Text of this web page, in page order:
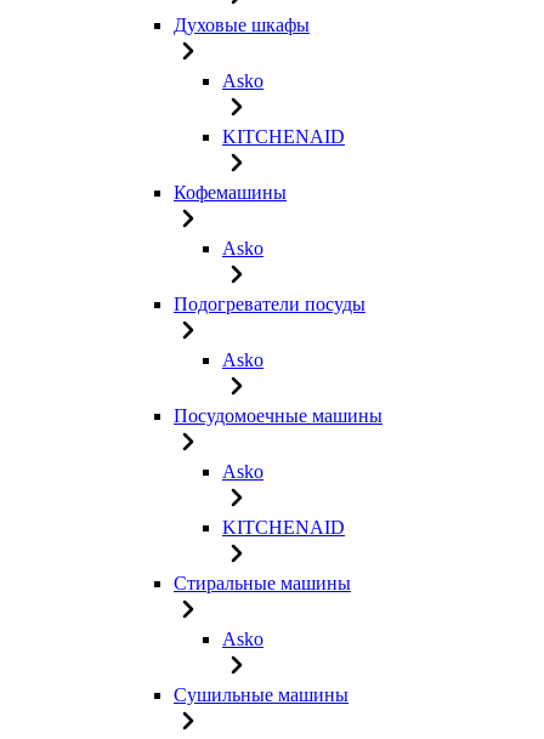
Духовые шкафы
Asko
KITCHENAID
Кофемашины
Asko
Подогреватели посуды
Asko
Посудомоечные машины
Asko
KITCHENAID
Стиральные машины
Asko
Сушильные машины